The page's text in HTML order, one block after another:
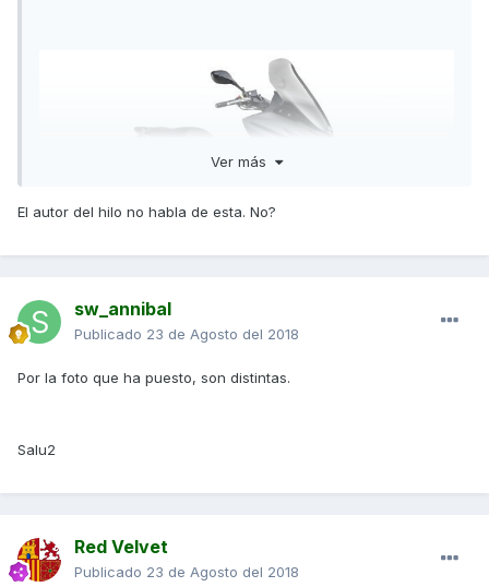
Ver más
El autor del hilo no habla de esta. No?
sw_annibal
Publicado 23 de Agosto del 2018
Por la foto que ha puesto, son distintas.
Salu2
Red Velvet
Publicado 23 de Agosto del 2018